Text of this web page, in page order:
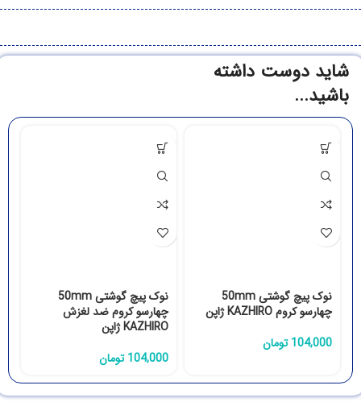
شاید دوست داشته
باشید...
نوک پیچ گوشتی 50mm
چهارسو کروم KAZHIRO ژاپن
104,000 تومان
نوک پیچ گوشتی 50mm
چهارسو کروم ضد لغزش
KAZHIRO ژاپن
104,000 تومان